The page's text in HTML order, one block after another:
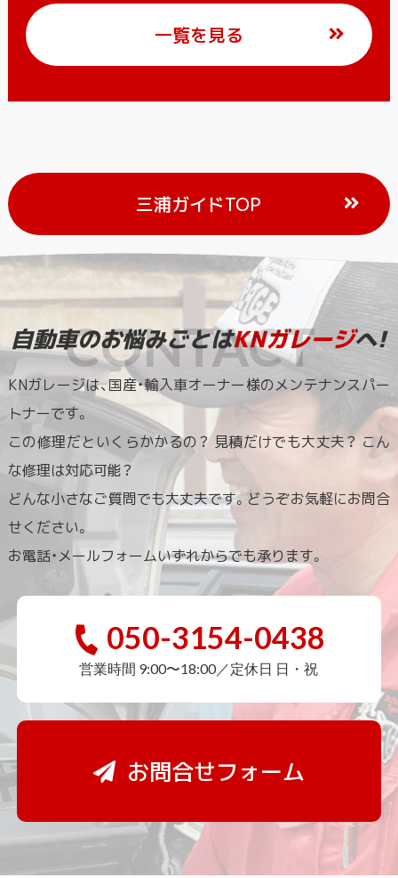
一覧を見る
三浦ガイドTOP
自動車のお悩みごとはKNガレージへ!
KNガレージは、国産・輸入車オーナー様のメンテナンスパー
トナーです。
この修理だといくらかかるの？ 見積だけでも大丈夫？ こん
な修理は対応可能？
どんな小さなご質問でも大丈夫です。どうぞお気軽にお問合
せください。
お電話・メールフォームいずれからでも承ります。
050-3154-0438
営業時間 9:00〜18:00／定休日 日・祝
お問合せフォーム